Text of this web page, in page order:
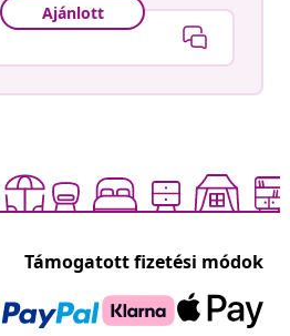
Ajánlott
Támogatott fizetési módok